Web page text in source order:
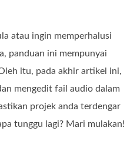
atau ingin memperhalusi
panduan ini mempunyai
itu, pada akhir artikel ini,
mengedit fail audio dalam
projek anda terdengar
tunggu lagi? Mari mulakan!